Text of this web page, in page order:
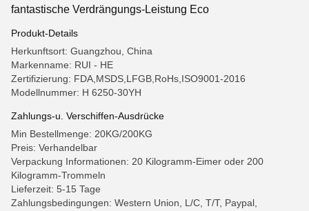
fantastische Verdrängungs-Leistung Eco
Produkt-Details
Herkunftsort: Guangzhou, China
Markenname: RUI - HE
Zertifizierung: FDA,MSDS,LFGB,RoHs,ISO9001-2016
Modellnummer: H 6250-30YH
Zahlungs-u. Verschiffen-Ausdrücke
Min Bestellmenge: 20KG/200KG
Preis: Verhandelbar
Verpackung Informationen: 20 Kilogramm-Eimer oder 200
Kilogramm-Trommeln
Lieferzeit: 5-15 Tage
Zahlungsbedingungen: Western Union, L/C, T/T, Paypal,